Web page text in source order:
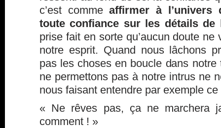
c’est commeaffirmer à l’univers
toute confiance sur les détails de
prise fait en sorte qu’aucun doute ne
notre esprit. Quand nous lâchons
pas les choses en boucle dans
ne permettons pas à notre intrus ne
nous faisant entendre par exemple
« Ne rêves pas, ça ne marchera
comment ! »